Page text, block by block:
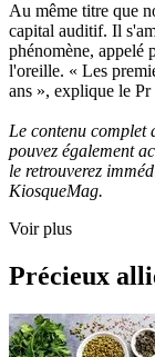
Au même titre que
capital auditif. Il
phénomène, appelé
l'oreille. « Les
ans », explique le
Le contenu complet
pouvez également
le retrouverez
KiosqueMag.
Voir plus
Précieux